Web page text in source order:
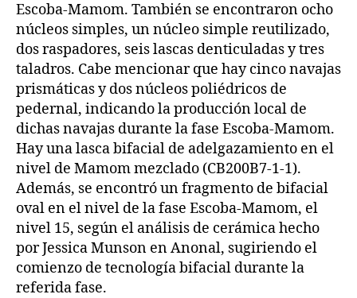
Escoba-Mamom. También se encontraron ocho
núcleos simples, un núcleo simple reutilizado,
dos raspadores, seis lascas denticuladas y tres
taladros. Cabe mencionar que hay cinco navajas
prismáticas y dos núcleos poliédricos de
pedernal, indicando la producción local de
dichas navajas durante la fase Escoba-Mamom.
Hay una lasca bifacial de adelgazamiento en el
nivel de Mamom mezclado (CB200B7-1-1).
Además, se encontró un fragmento de bifacial
oval en el nivel de la fase Escoba-Mamom, el
nivel 15, según el análisis de cerámica hecho
por Jessica Munson en Anonal, sugiriendo el
comienzo de tecnología bifacial durante la
referida fase.